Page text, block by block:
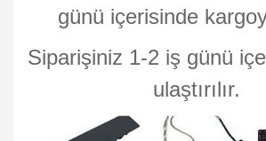
günü içerisinde
Siparişiniz 1-2 iş günü
ulaştırılır.